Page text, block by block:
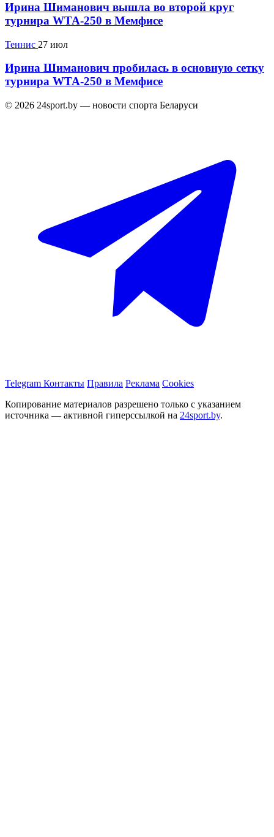
Ирина Шиманович вышла во второй круг
турнира WTA-250 в Мемфисе
Теннис 27 июл
Ирина Шиманович пробилась в основную сетку
турнира WTA-250 в Мемфисе
© 2026 24sport.by — новости спорта Беларуси
Telegram Контакты Правила Реклама Cookies
Копирование материалов разрешено только с указанием
источника — активной гиперссылкой на 24sport.by.